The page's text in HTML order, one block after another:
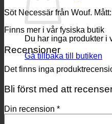
Du har inga produkter i
Gå tillbaka till butiken
Söt Necessär från Wouf.
Finns mer i vår fysiska butik
Recensioner
Det finns inga
Bli först med att
Din recension *